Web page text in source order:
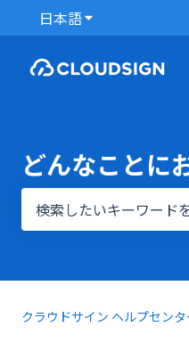
日本語翻訳のサブメニ
どんなことに
クラウドサイン ヘルプセンタ